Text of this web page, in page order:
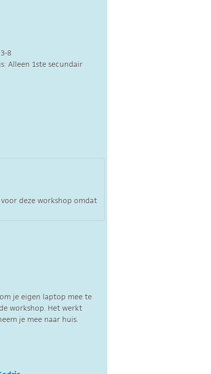
8
Alleen 1ste secundair
deze workshop omdat
je eigen laptop mee te
workshop. Het werkt
je mee naar huis.